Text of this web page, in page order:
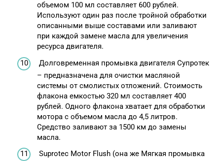
объемом 100 мл составляет 600 рублей.
Используют один раз после тройной обработки
описанными выше составами или заливают
при каждой замене масла для увеличения
ресурса двигателя.
Долговременная промывка двигателя Супротек
– предназначена для очистки масляной
системы от смолистых отложений. Стоимость
флакона емкостью 320 мл составляет 400
рублей. Одного флакона хватает для обработки
мотора с объемом масла до 4,5 литров.
Средство заливают за 1500 км до замены
масла.
Suprotec Motor Flush (она же Мягкая промывка